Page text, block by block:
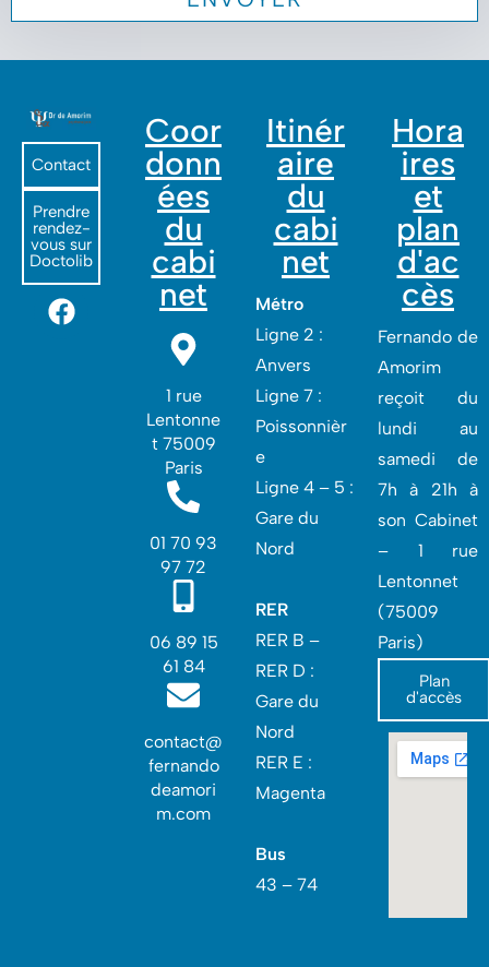
Contact
Prendre
rendez-
vous sur
Doctolib
Coor
donn
ées
du
cabi
net
1 rue
Lentonne
t 75009
Paris
01 70 93
97 72
06 89 15
61 84
contact@
fernando
deamori
m.com
Itinér
aire
du
cabi
net
Métro
Ligne 2 :
Anvers
Ligne 7 :
Poissonnièr
e
Ligne 4 – 5 :
Gare du
Nord
RER
RER B –
RER D :
Gare du
Nord‎
RER E :
Magenta
Bus
43 – 74
Hora
ires
et
plan
d'ac
cès
Fernando de
Amorim
reçoit du
lundi au
samedi de
7h à 21h à
son Cabinet
– 1 rue
Lentonnet
(75009
Paris)
Plan
d'accès